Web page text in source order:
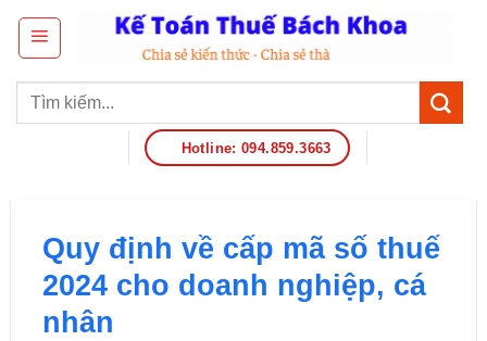
Hotline: 094.859.3663
Quy định về cấp mã số thuế
2024 cho doanh nghiệp, cá
nhân